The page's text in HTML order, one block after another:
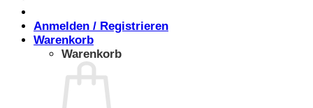
Anmelden / Registrieren
Warenkorb
Warenkorb